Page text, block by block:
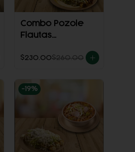
Combo Pozole
Flautas
$230.00$260.00
-19%